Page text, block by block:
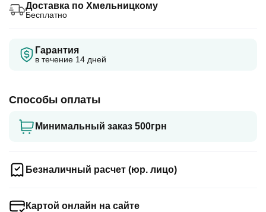
Доставка по Хмельницкому
Бесплатно
Гарантия
в течение 14 дней
Способы оплаты
Минимальный заказ 500грн
Безналичный расчет (юр. лицо)
Картой онлайн на сайте